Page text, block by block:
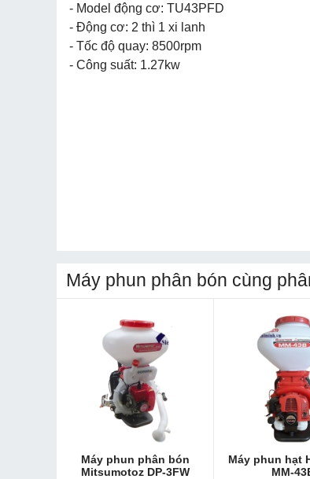
- Model động cơ: TU43PFD
- Động cơ: 2 thì 1 xi lanh
- Tốc độ quay: 8500rpm
- Công suất: 1.27kw
Máy phun phân bón cùng
Máy phun phân bón
Mitsumotoz DP-3FW
Máy phun hạt
MM-